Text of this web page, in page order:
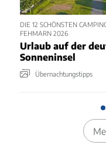
DIE 12 SCHÖNSTEN
FEHMARN 2026
Urlaub auf der
Sonneninsel
Übernachtungstipps